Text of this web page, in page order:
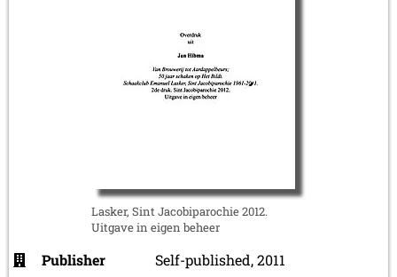
Lasker, Sint Jacobiparochie 2012.
Uitgave in eigen beheer
Publisher
Self-published, 2011